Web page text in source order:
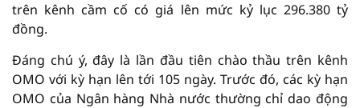
trên kênh cầm cố có giá lên mức kỷ lục 296.380 tỷ
đồng.
Đáng chú ý, đây là lần đầu tiên chào thầu trên kênh
OMO với kỳ hạn lên tới 105 ngày. Trước đó, các kỳ hạn
OMO của Ngân hàng Nhà nước thường chỉ dao động